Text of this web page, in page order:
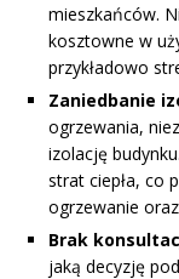
mieszkańców.
kosztowne w
przykładowo
Zaniedbanie
ogrzewania,
izolację
strat ciepła, co
ogrzewanie
Brak
jaką decyzję